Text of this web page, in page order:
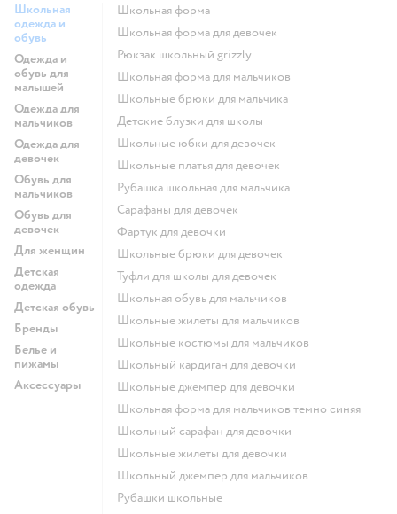
Школьная
одежда и
обувь
Одежда и
обувь для
малышей
Одежда для
мальчиков
Одежда для
девочек
Обувь для
мальчиков
Обувь для
девочек
Для женщин
Детская
одежда
Детская обувь
Бренды
Белье и
пижамы
Аксессуары
Школьная форма
Школьная форма для девочек
Рюкзак школьный grizzly
Школьная форма для мальчиков
Школьные брюки для мальчика
Детские блузки для школы
Школьные юбки для девочек
Школьные платья для девочек
Рубашка школьная для мальчика
Сарафаны для девочек
Фартук для девочки
Школьные брюки для девочек
Туфли для школы для девочек
Школьная обувь для мальчиков
Школьные жилеты для мальчиков
Школьные костюмы для мальчиков
Школьный кардиган для девочки
Школьные джемпер для девочки
Школьная форма для мальчиков темно синяя
Школьный сарафан для девочки
Школьные жилеты для девочки
Школьный джемпер для мальчиков
Рубашки школьные